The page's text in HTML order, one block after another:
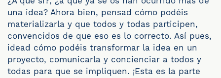
una idea? Ahora bien, pensad cómo podéis
materializarla y que todos y todas participen,
convencidos de que eso es lo correcto. Así pues,
idead cómo podéis transformar la idea en un
proyecto, comunicarla y concienciar a todos y
todas para que se impliquen. ¡Esta es la parte